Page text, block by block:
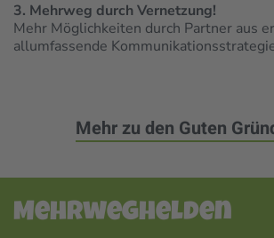
3. Mehrweg durch Vernetzung!
Mehr Möglichkeiten durch Partner aus
allumfassende
Mehr zu den Guten
Mehrweghelden